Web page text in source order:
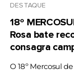
DESTAQUE
18º
Rosa bate
consagra
O 18º Mercosul